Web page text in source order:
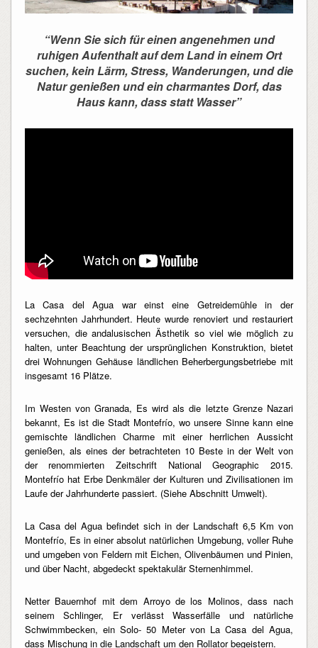
“Wenn Sie sich für einen angenehmen und
ruhigen Aufenthalt auf dem Land in einem Ort
suchen, kein Lärm, Stress, Wanderungen, und die
Natur genießen und ein charmantes Dorf, das
Haus kann, dass statt Wasser”
La Casa del Agua war einst eine Getreidemühle in der
sechzehnten Jahrhundert. Heute wurde renoviert und restauriert
versuchen, die andalusischen Ästhetik so viel wie möglich zu
halten, unter Beachtung der ursprünglichen Konstruktion, bietet
drei Wohnungen Gehäuse ländlichen Beherbergungsbetriebe mit
insgesamt 16 Plätze.
Im Westen von Granada, Es wird als die letzte Grenze Nazari
bekannt, Es ist die Stadt Montefrío, wo unsere Sinne kann eine
gemischte ländlichen Charme mit einer herrlichen Aussicht
genießen, als eines der betrachteten 10 Beste in der Welt von
der renommierten Zeitschrift National Geographic 2015.
Montefrío hat Erbe Denkmäler der Kulturen und Zivilisationen im
Laufe der Jahrhunderte passiert. (Siehe Abschnitt Umwelt).
La Casa del Agua befindet sich in der Landschaft 6,5 Km von
Montefrío, Es in einer absolut natürlichen Umgebung, voller Ruhe
und umgeben von Feldern mit Eichen, Olivenbäumen und Pinien,
und über Nacht, abgedeckt spektakulär Sternenhimmel.
Netter Bauernhof mit dem Arroyo de los Molinos, dass nach
seinem Schlinger, Er verlässt Wasserfälle und natürliche
Schwimmbecken, ein Solo- 50 Meter von La Casa del Agua,
dass Mischung in die Landschaft um den Rollator begeistern.